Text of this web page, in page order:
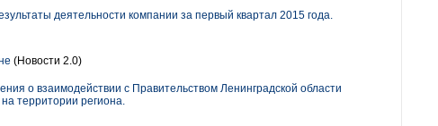
деятельности компании за первый квартал 2015 года.
(Новости 2.0)
о взаимодействии с Правительством Ленинградской области
территории региона.